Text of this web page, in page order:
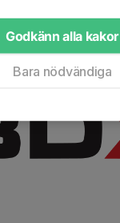
Godkänn alla kakor
Bara nödvändiga